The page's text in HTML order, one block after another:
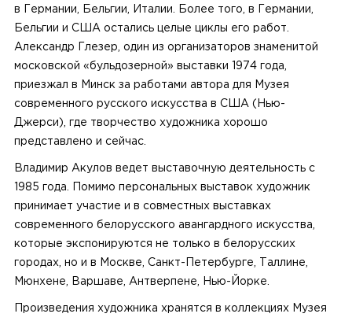
в Германии, Бельгии, Италии. Более того, в Германии,
Бельгии и США остались целые циклы его работ.
Александр Глезер, один из организаторов знаменитой
московской «бульдозерной» выставки 1974 года,
приезжал в Минск за работами автора для Музея
современного русского искусства в США (Нью-
Джерси), где творчество художника хорошо
представлено и сейчас.
Владимир Акулов ведет выставочную деятельность с
1985 года. Помимо персональных выставок художник
принимает участие и в совместных выставках
современного белорусского авангардного искусства,
которые экспонируются не только в белорусских
городах, но и в Москве, Санкт-Петербурге, Таллине,
Мюнхене, Варшаве, Антверпене, Нью-Йорке.
Произведения художника хранятся в коллекциях Музея